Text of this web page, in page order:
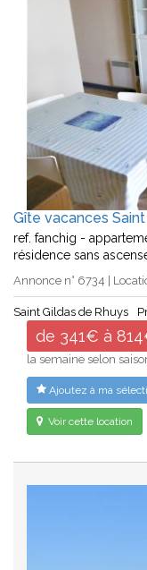
Gîte vacances
ref. fanchig -
résidence sans
Annonce n° 6734 |
Saint Gildas de Rhuys
de 341€ à
la semaine selon
Ajoutez à ma
Voir cette location